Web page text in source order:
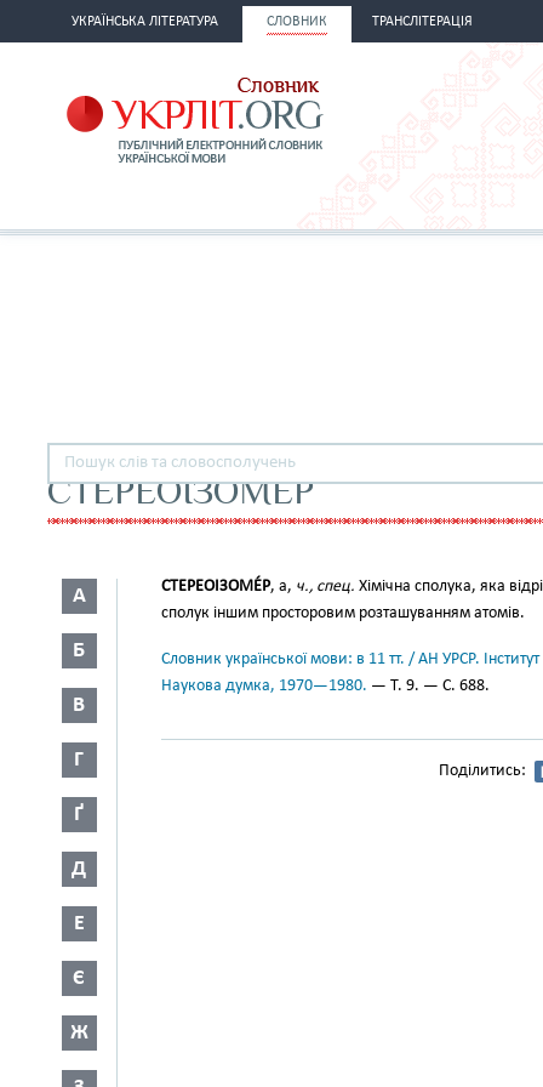
УКРАЇНСЬКА ЛІТЕРАТУРА СЛОВНИК ТРАНСЛІТЕРАЦІЯ
СТЕРЕОІЗОМЕР
А
Б
В
Г
Ґ
Д
Е
Є
Ж
СТЕРЕОІЗОМЕ́Р, а, ч., спец. Хімічна сполука, яка
сполук іншим просторовим розташуванням атомів.
Словник української мови: в 11 тт. / АН УРСР.
Наукова думка, 1970—1980. — Т. 9. — С. 688.
Поділитись: